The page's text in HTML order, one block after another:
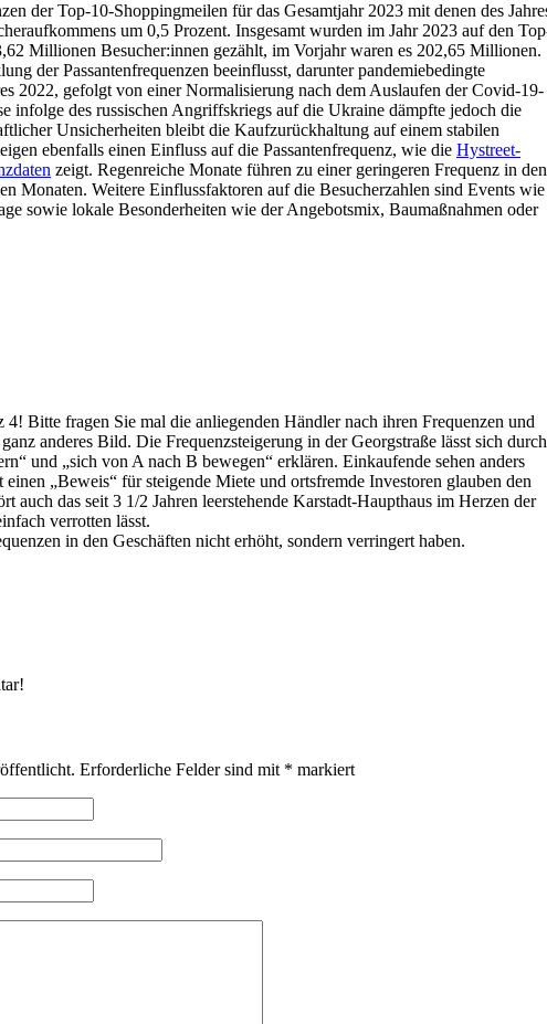
der Top-10-Shoppingmeilen für das Gesamtjahr 2023 mit denen des
um 0,5 Prozent. Insgesamt wurden im Jahr 2023 auf den
Millionen Besucher:innen gezählt, im Vorjahr waren es 202,65 Millionen.
der Passantenfrequenzen beeinflusst, darunter pandemiebedingte
2022, gefolgt von einer Normalisierung nach dem Auslaufen der Covid-19-
infolge des russischen Angriffskriegs auf die Ukraine dämpfte jedoch die
Unsicherheiten bleibt die Kaufzurückhaltung auf einem stabilen
ebenfalls einen Einfluss auf die Passantenfrequenz, wie die Hystreet-
zeigt. Regenreiche Monate führen zu einer geringeren Frequenz in den
Monaten. Weitere Einflussfaktoren auf die Besucherzahlen sind Events wie
sowie lokale Besonderheiten wie der Angebotsmix, Baumaßnahmen oder
4! Bitte fragen Sie mal die anliegenden Händler nach ihren Frequenzen und
anderes Bild. Die Frequenzsteigerung in der Georgstraße lässt sich durch
und „sich von A nach B bewegen“ erklären. Einkaufende sehen anders
„Beweis“ für steigende Miete und ortsfremde Investoren glauben den
auch das seit 3 1/2 Jahren leerstehende Karstadt-Haupthaus im Herzen der
verrotten lässt.
in den Geschäften nicht erhöht, sondern verringert haben.
Erforderliche Felder sind mit * markiert